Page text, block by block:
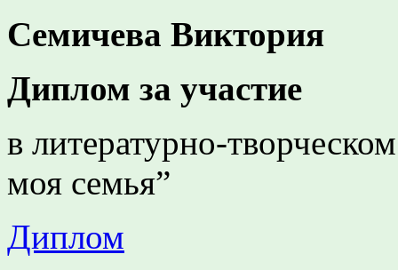
Семичева Виктория
Диплом за участие
в литературно-
моя семья”
Диплом